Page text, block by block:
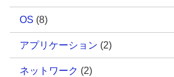
OS (8)
アプリケーション (2)
ネットワーク (2)